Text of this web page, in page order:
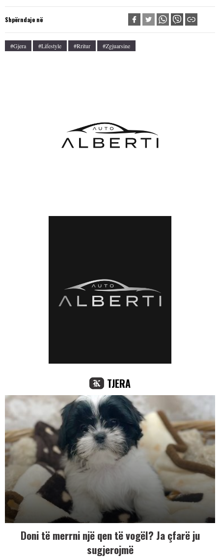
Shpërndaje në
#gjera #lifestyle #rritur #zgjuarsine
TJERA
Doni të merrni një qen të vogël? Ja çfarë ju
sugjerojmë